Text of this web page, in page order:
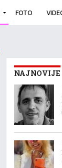
FOTO
NAJNOVIJE